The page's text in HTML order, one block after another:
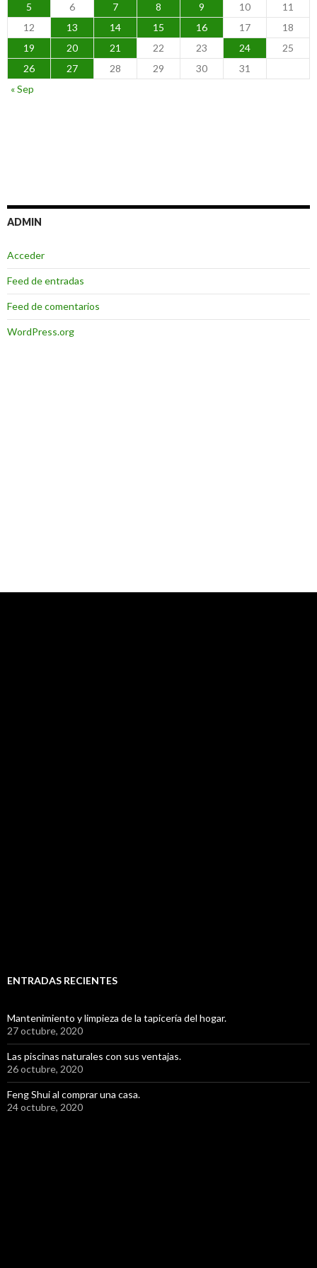
5
6 7 8 9 10
11
12
13 14 15 16 17
18
19
20 21 22 23 24
25
26
27 28 29 30
31
« Sep
ADMIN
Acceder
Feed de entradas
Feed de comentarios
WordPress.org
ENTRADAS RECIENTES
Mantenimiento y limpieza de la tapicería del hogar.
27 octubre, 2020
Las piscinas naturales con sus ventajas.
26 octubre, 2020
Feng Shui al comprar una casa.
24 octubre, 2020